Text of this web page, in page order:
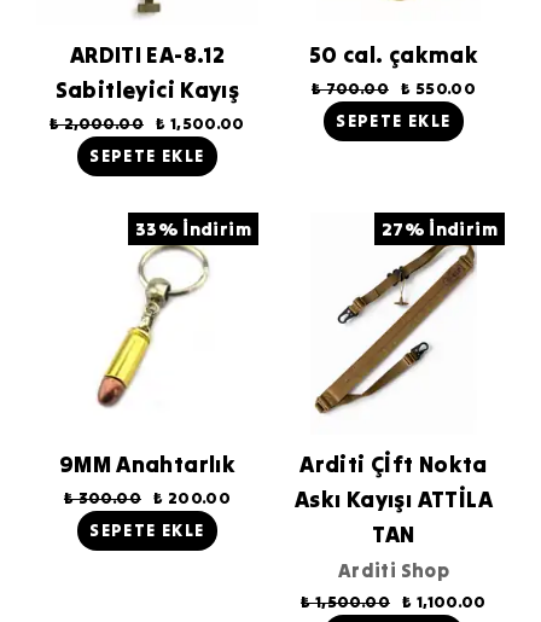
ARDITI EA-8.12
Sabitleyici Kayış
₺ 2,000.00 ₺ 1,500.00
SEPETE EKLE
50 cal. çakmak
₺ 700.00 ₺ 550.00
SEPETE EKLE
33% İndirim
9MM Anahtarlık
₺ 300.00 ₺ 200.00
SEPETE EKLE
27% İndirim
Arditi Çİft Nokta
Askı Kayışı ATTİLA
TAN
Arditi Shop
₺ 1,500.00 ₺ 1,100.00